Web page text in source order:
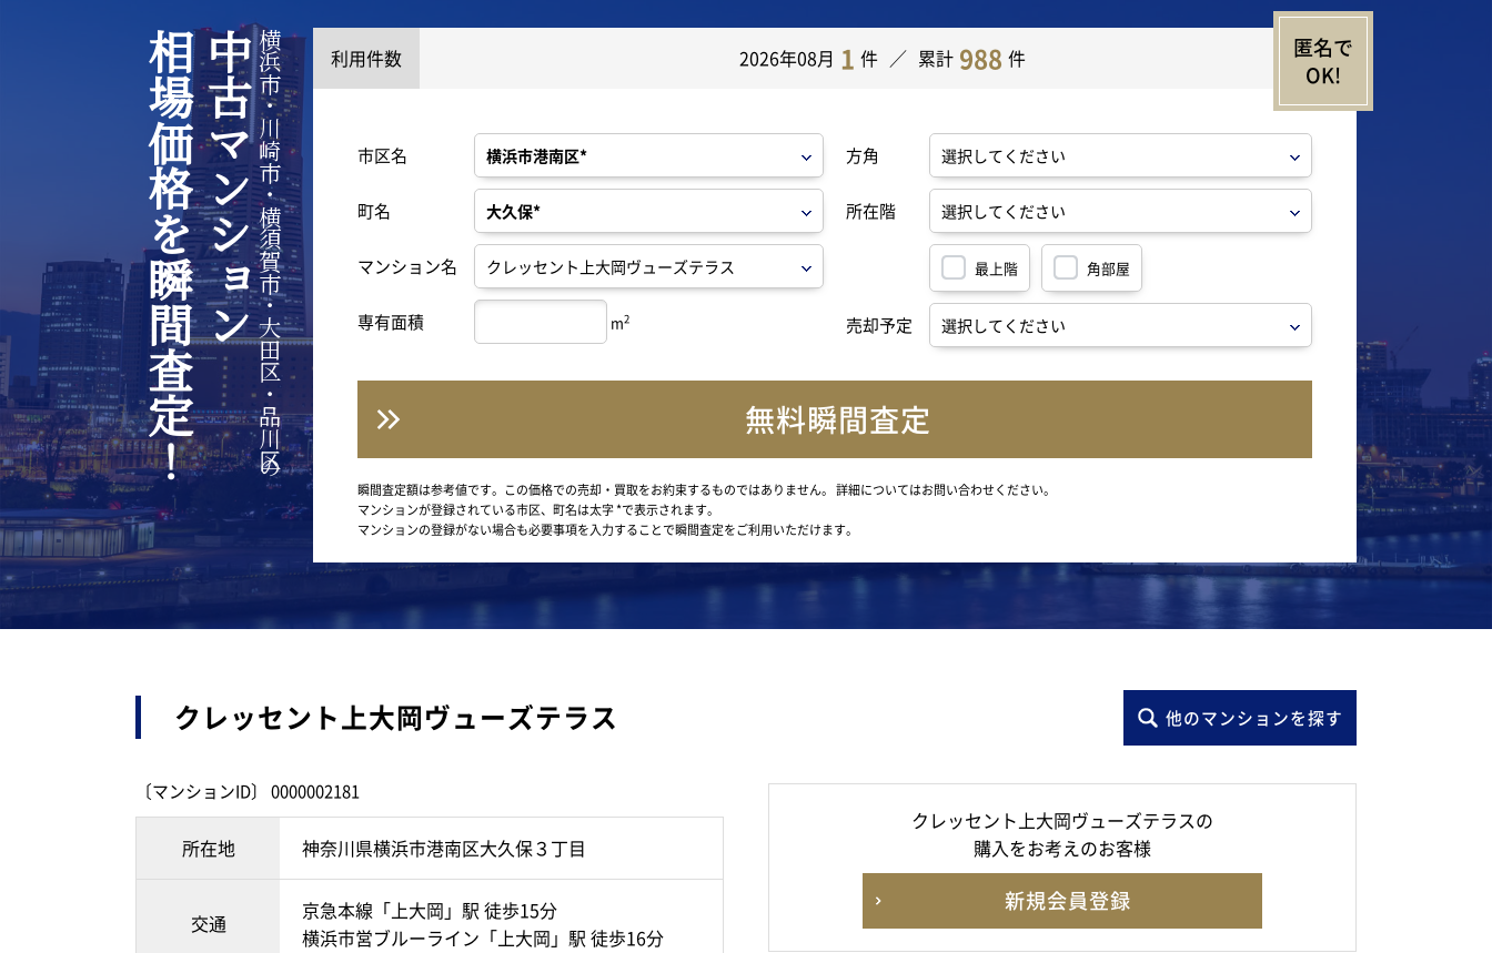
横浜市・川崎市・横須賀市・大田区・品川区の
中古マンション
相場価格を瞬間査定！ 利用件数 2026年08月 1 件 累計 988 件
市区名
町名
マンション名
専有面積 m2
方角
所在階
最上階 角部屋
売却予定
無料瞬間査定
瞬間査定額は参考値です。この価格での売却・買取をお約束するものではありません。 詳細についてはお問い合わせください。
マンションが登録されている市区、町名は太字 *で表示されます。
マンションの登録がない場合も必要事項を入力することで瞬間査定をご利用いただけます。
クレッセント上大岡ヴューズテラス 他のマンションを探す
〔マンションID〕 0000002181
所在地 神奈川県横浜市港南区大久保３丁目
交通
京急本線「上大岡」駅 徒歩15分
横浜市営ブルーライン「上大岡」駅 徒歩16分
クレッセント上大岡ヴューズテラスの
購入をお考えのお客様
新規会員登録